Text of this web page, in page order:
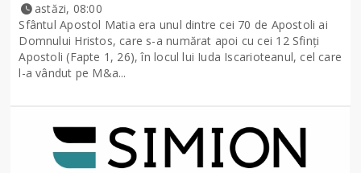
astăzi, 08:00
Sfântul Apostol Matia era unul dintre cei 70 de Apostoli ai
Domnului Hristos, care s-a numărat apoi cu cei 12 Sfinţi
Apostoli (Fapte 1, 26), în locul lui Iuda Iscarioteanul, cel care
l-a vândut pe M&a...